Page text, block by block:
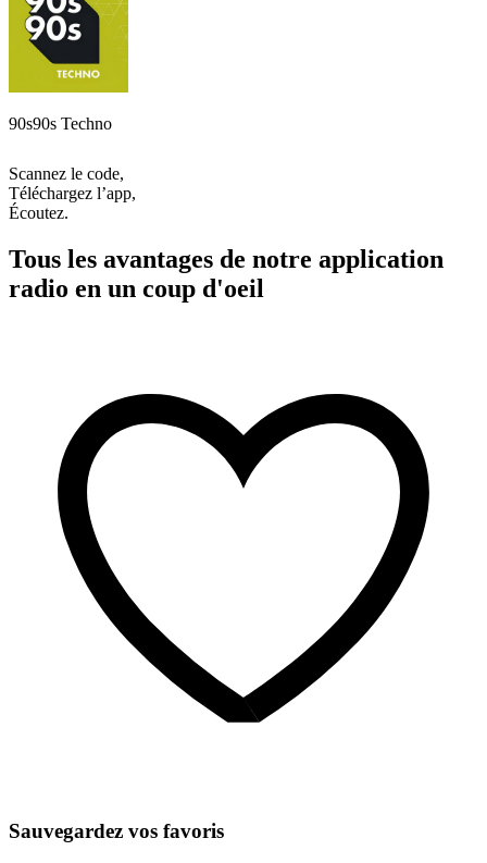
90s90s Techno
Scannez le code,
Téléchargez l’app,
Écoutez.
Tous les avantages de notre application
radio en un coup d'oeil
Sauvegardez vos favoris